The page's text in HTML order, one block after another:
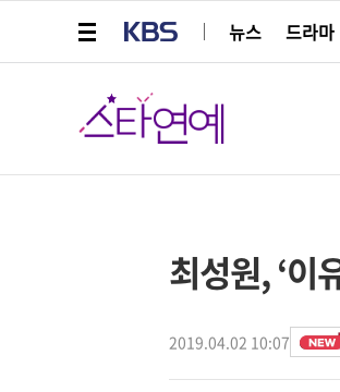
뉴스
드라마
스타연예
최성원, ‘이
2019.04.02 10:07
페이스북
트위터
네이버
URL복사
글씨 작게보기
글씨 크게보기
해시태그